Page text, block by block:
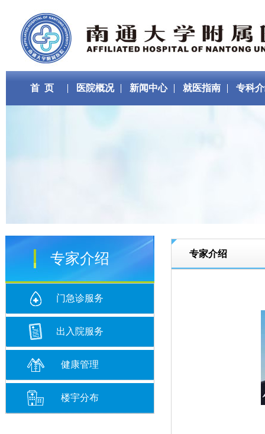
首 页 医院概况 新闻中心 就医指南 专科
专家介绍
门急诊服务
出入院服务
健康管理
楼宇分布
专家介绍